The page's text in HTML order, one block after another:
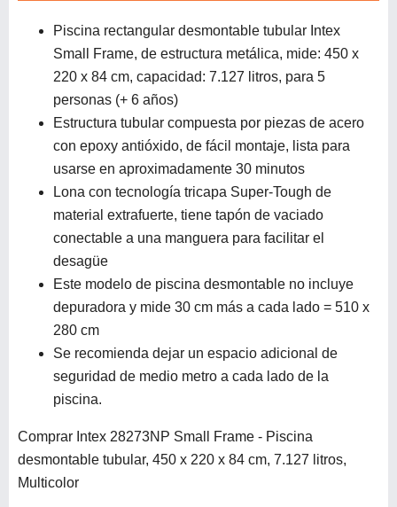
Piscina rectangular desmontable tubular Intex
Small Frame, de estructura metálica, mide: 450 x
220 x 84 cm, capacidad: 7.127 litros, para 5
personas (+ 6 años)
Estructura tubular compuesta por piezas de acero
con epoxy antióxido, de fácil montaje, lista para
usarse en aproximadamente 30 minutos
Lona con tecnología tricapa Super-Tough de
material extrafuerte, tiene tapón de vaciado
conectable a una manguera para facilitar el
desagüe
Este modelo de piscina desmontable no incluye
depuradora y mide 30 cm más a cada lado = 510 x
280 cm
Se recomienda dejar un espacio adicional de
seguridad de medio metro a cada lado de la
piscina.
Comprar Intex 28273NP Small Frame - Piscina
desmontable tubular, 450 x 220 x 84 cm, 7.127 litros,
Multicolor